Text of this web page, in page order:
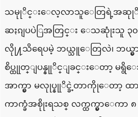
သမုုိင္းေလ့လာသူေတြရဲ့အ
ဆႏၵျပပဲြအတြင္း ေသဆုုံးသူ ၃
လိုု႔သိရေပမဲ့ ဘယ္သူေတြလဲ၊ ဘယ္
စိပ္ထုုတ္ျပန္နုုိင္ျခင္းေတာ့ မရွိေသ
အာက္မွာ မလုုပ္နုုိင္ခဲ့တာကိုုေတာ့ ထ
ကာက္ခံအစိုုးရသစ္ လက္ထက္မွာေကာ ၈